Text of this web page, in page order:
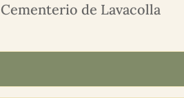
Cementerio de Lavacolla